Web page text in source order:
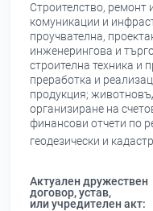
Строителство,
комуникации и
проучвателна,
инженерингова и
строителна техника и
преработка и
продукция;
организиране на
финансови отчети по
геодезически и
Актуален дружествен
договор, устав,
или учредителен акт: